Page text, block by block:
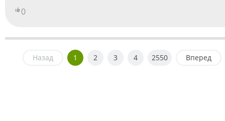
0
Назад 1 2 3 4 2550 Вперед